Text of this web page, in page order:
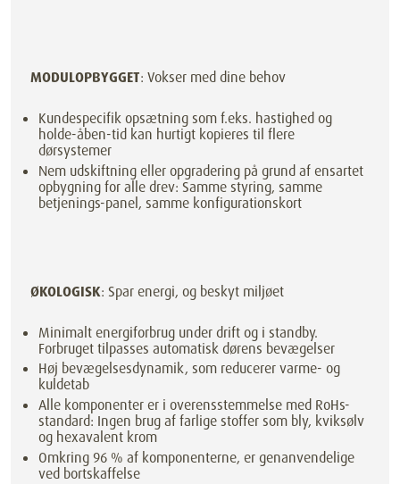
MODULOPBYGGET: Vokser med dine behov
Kundespecifik opsætning som f.eks. hastighed og
holde-åben-tid kan hurtigt kopieres til flere
dørsystemer
Nem udskiftning eller opgradering på grund af ensartet
opbygning for alle drev: Samme styring, samme
betjenings-panel, samme konfigurationskort
ØKOLOGISK: Spar energi, og beskyt miljøet
Minimalt energiforbrug under drift og i standby.
Forbruget tilpasses automatisk dørens bevægelser
Høj bevægelsesdynamik, som reducerer varme- og
kuldetab
Alle komponenter er i overensstemmelse med RoHs-
standard: Ingen brug af farlige stoffer som bly, kviksølv
og hexavalent krom
Omkring 96 % af komponenterne, er genanvendelige
ved bortskaffelse